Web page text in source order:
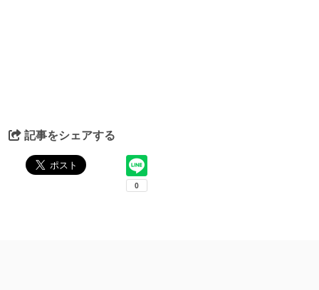
記事をシェアする